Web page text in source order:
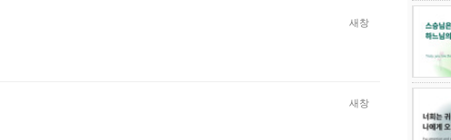
새창
새창